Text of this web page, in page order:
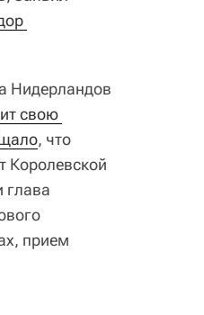
Нидерландов
свою
, что
Королевской
глава
прием